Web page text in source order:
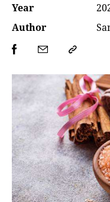
Year
Author